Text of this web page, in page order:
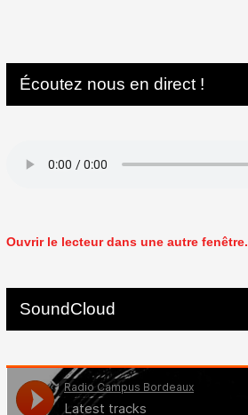
Écoutez nous en direct !
Ouvrir le lecteur dans une autre fenêtre.
SoundCloud